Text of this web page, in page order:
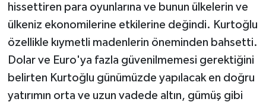
hissettiren para oyunlarına ve bunun ülkelerin ve
ülkeniz ekonomilerine etkilerine değindi. Kurtoğlu
özellikle kıymetli madenlerin öneminden bahsetti.
Dolar ve Euro'ya fazla güvenilmemesi gerektiğini
belirten Kurtoğlu günümüzde yapılacak en doğru
yatırımın orta ve uzun vadede altın, gümüş gibi